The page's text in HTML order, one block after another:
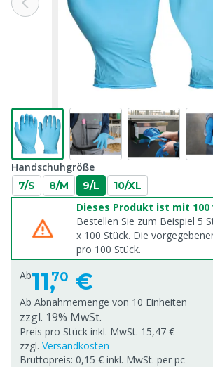
Handschuhgröße
7/S 8/M 9/L 10/XL
Dieses Produkt ist mit
Bestellen Sie zum Beispiel 5
x 100 Stück. Die
pro 100 Stück.
Ab11,70 €
Ab Abnahmemenge von 10 Einheiten
zzgl. 19% MwSt.
Preis pro Stück inkl. MwSt. 15,47 €
zzgl. Versandkosten
Bruttopreis: 0,15 € inkl. MwSt. per pc